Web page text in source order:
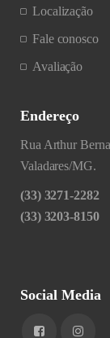
Localização
Fale conosco
Avaliação
Endereço
Rua Arthur
Valadares/MG.
(33) 3271-2282
(33) 3203-8150
Social Media